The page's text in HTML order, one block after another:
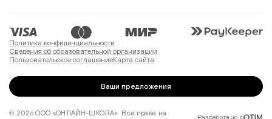
Политика конфиденциальности
Сведения об образовательной организации
Пользовательское соглашениеКарта сайта
Ваши предложения
© 2026 ООО «ОНЛАЙН-ШКОЛА». Все права на
Разработано в